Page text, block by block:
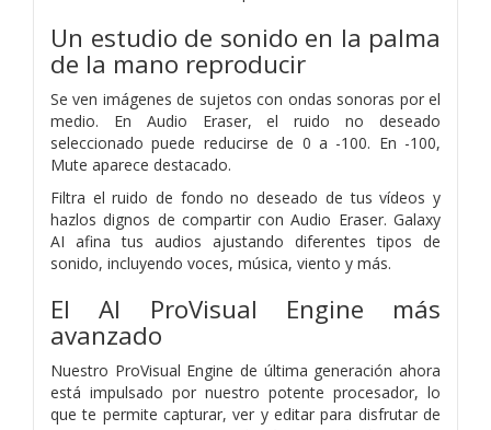
Un estudio de sonido en la palma
de la mano reproducir
Se ven imágenes de sujetos con ondas sonoras por el
medio. En Audio Eraser, el ruido no deseado
seleccionado puede reducirse de 0 a -100. En -100,
Mute aparece destacado.
Filtra el ruido de fondo no deseado de tus vídeos y
hazlos dignos de compartir con Audio Eraser. Galaxy
AI afina tus audios ajustando diferentes tipos de
sonido, incluyendo voces, música, viento y más.
El AI ProVisual Engine más
avanzado
Nuestro ProVisual Engine de última generación ahora
está impulsado por nuestro potente procesador, lo
que te permite capturar, ver y editar para disfrutar de